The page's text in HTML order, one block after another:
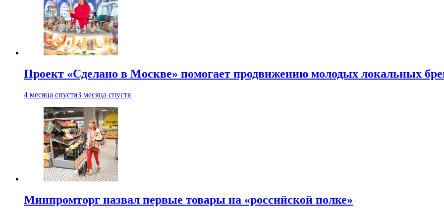
Проект «Сделано в Москве» помогает продвижению молодых локальных
4 месяца спустя3 месяца спустя
Минпромторг назвал первые товары на «российской полке»